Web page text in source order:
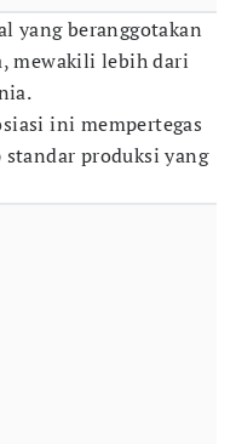
yang beranggotakan
mewakili lebih dari
ini mempertegas
produksi yang